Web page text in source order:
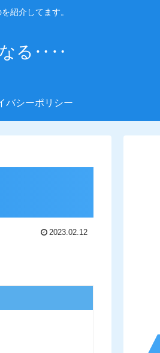
紹介してます。
なる‥‥
バシーポリシー
2023.02.12